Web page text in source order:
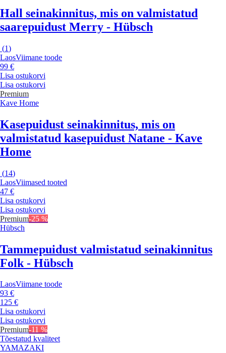
Hall seinakinnitus, mis on valmistatud
saarepuidust Merry - Hübsch
(1)
LaosViimane toode
99 €
Lisa ostukorvi
Lisa ostukorvi
Premium
Kave Home
Kasepuidust seinakinnitus, mis on
valmistatud kasepuidust Natane - Kave
Home
(14)
LaosViimased tooted
47 €
Lisa ostukorvi
Lisa ostukorvi
Premium-25 %
Hübsch
Tammepuidust valmistatud seinakinnitus
Folk - Hübsch
LaosViimane toode
93 €
125 €
Lisa ostukorvi
Lisa ostukorvi
Premium-11 %
Tõestatud kvaliteet
YAMAZAKI